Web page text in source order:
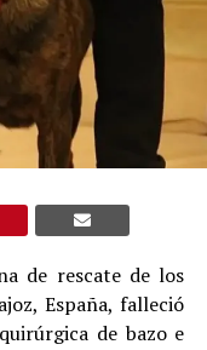
de rescate de los
España, falleció
de bazo e